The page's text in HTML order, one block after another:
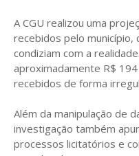
A CGU realizou uma
recebidos pelo município,
condiziam com a
aproximadamente R$
recebidos de forma
Além da manipulação de
investigação também
processos licitatórios e